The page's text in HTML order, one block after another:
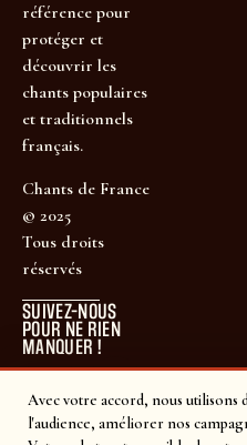
Avec votre accord, nous utilisons
l'audience, améliorer nos
référence pour
protéger et
découvrir les
chants populaires
et traditionnels
français.
Chants de France
© 2025
Tous droits
réservés
SUIVEZ-NOUS
POUR NE RIEN
MANQUER !